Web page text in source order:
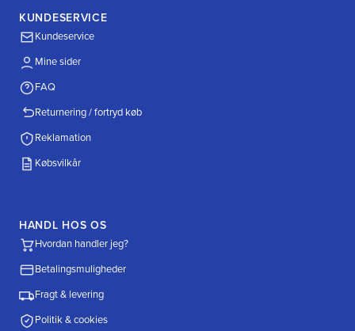
KUNDESERVICE
Kundeservice
Mine sider
FAQ
Returnering / fortryd køb
Reklamation
Købsvilkår
HANDL HOS OS
Hvordan handler jeg?
Betalingsmuligheder
Fragt & levering
Politik & cookies